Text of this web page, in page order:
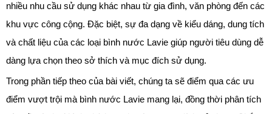
nhiều nhu cầu sử dụng khác nhau từ gia đình, văn phòng đến các
khu vực công cộng. Đặc biệt, sự đa dạng về kiểu dáng, dung tích
và chất liệu của các loại bình nước Lavie giúp người tiêu dùng dễ
dàng lựa chọn theo sở thích và mục đích sử dụng.
Trong phần tiếp theo của bài viết, chúng ta sẽ điểm qua các ưu
điểm vượt trội mà bình nước Lavie mang lại, đồng thời phân tích